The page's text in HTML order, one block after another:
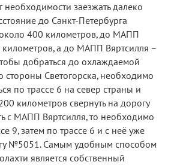
необходимости заезжать далеко
до Санкт-Петербурга
около 400 километров, до МАПП
километров, а до МАПП Вяртсилля –
добраться до охлаждаемой
стороны Светогорска, необходимо
по трассе 6 на север страны и
километров свернуть на дорогу
с МАПП Вяртсилля, то необходимо
9, затем по трассе 6 и с неё уже
№5051. Самым удобным способом
является собственный